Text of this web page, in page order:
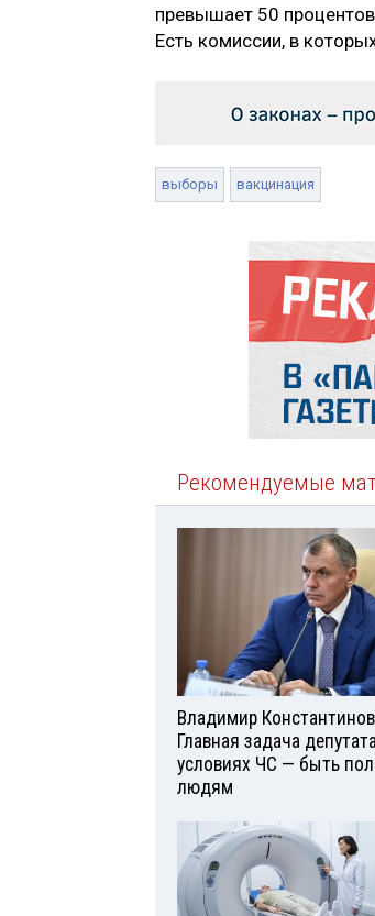
превышает 50
Есть комиссии, в
выборы вакцинация
Рекомендуемые
Владимир
Главная задача
условиях ЧС — быть
людям